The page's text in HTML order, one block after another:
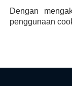
memberikan
pengajuan KPR
tentang
bertanggung
Dengan
penggunaan